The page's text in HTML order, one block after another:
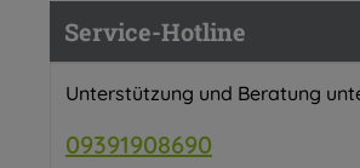
Service-Hotline
Unterstützung und Beratung
09391908690